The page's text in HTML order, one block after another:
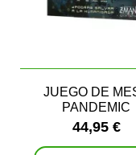
JUEGO DE
PANDEMIC
44,95 €